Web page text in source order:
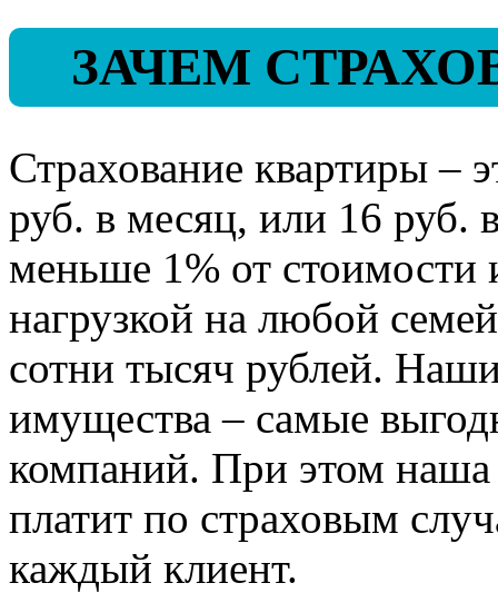
ЗАЧЕМ
Страхование квартиры –
руб. в месяц, или 16 руб.
меньше 1% от стоимости
нагрузкой на любой
сотни тысяч рублей.
имущества – самые
компаний. При этом
платит по страховым
каждый клиент.